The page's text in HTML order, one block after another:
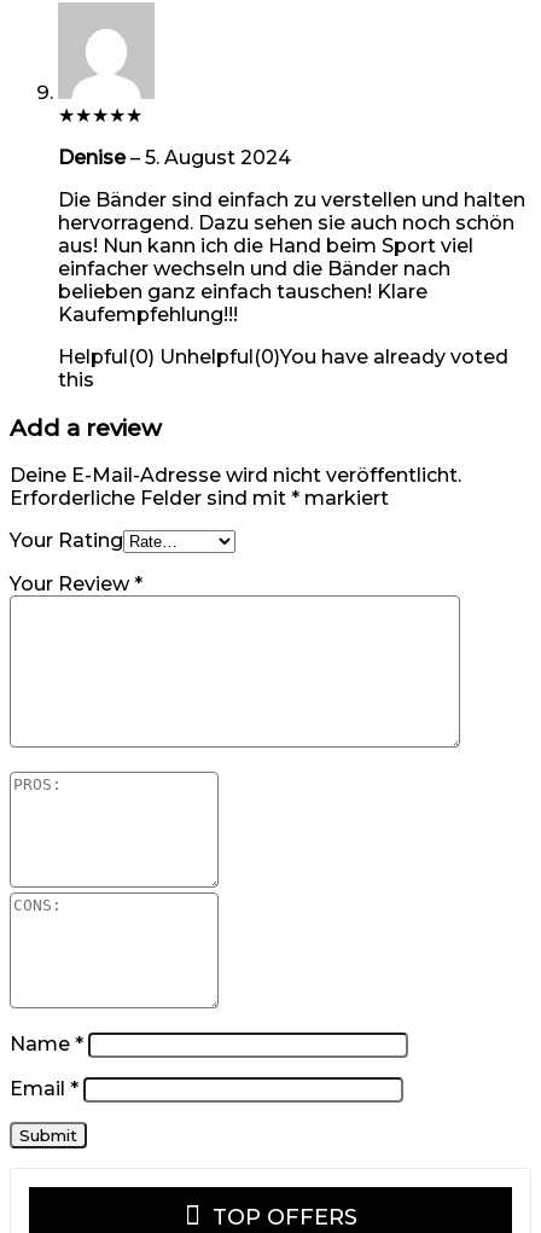
★★★★★
Denise– 5. August 2024
Die Bänder sind einfach zu verstellen und halten
hervorragend. Dazu sehen sie auch noch schön
aus! Nun kann ich die Hand beim Sport viel
einfacher wechseln und die Bänder nach
belieben ganz einfach tauschen! Klare
Kaufempfehlung!!!
Helpful(0) Unhelpful(0)You have already voted
this
Add a review
Deine E-Mail-Adresse wird nicht veröffentlicht.
Erforderliche Felder sind mit * markiert
Your Rating
Your Review*
Name *
Email *
TOP OFFERS